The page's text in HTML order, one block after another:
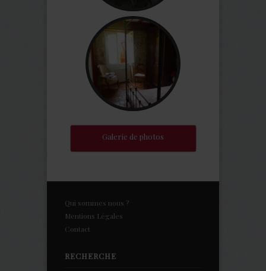
Galerie de photos
Qui sommes nous ?
Mentions Légales
Contact
RECHERCHE